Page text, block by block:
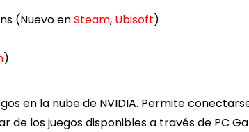
(Nuevo enSteam, Ubisoft)
)
en la nube de NVIDIA. Permite
de los juegos disponibles a través de PC